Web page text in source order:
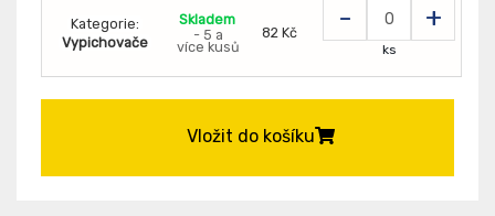
Kategorie:
Vypichovače
Skladem
- 5 a
více kusů
82 Kč - +
ks
Vložit do košíku